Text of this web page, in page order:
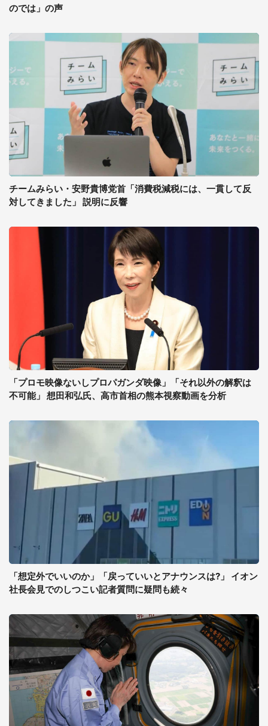
のでは」の声
チームみらい・安野貴博党首「消費税減税には、一貫して反
対してきました」 説明に反響
「プロモ映像ないしプロパガンダ映像」「それ以外の解釈は
不可能」 想田和弘氏、高市首相の熊本視察動画を分析
「想定外でいいのか」「戻っていいとアナウンスは?」 イオン
社長会見でのしつこい記者質問に疑問も続々